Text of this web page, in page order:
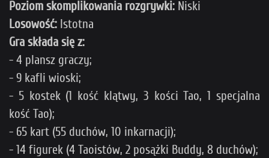
Poziom skomplikowania rozgrywki: Niski
Losowość: Istotna
Gra składa się z:
- 4 plansz graczy;
- 9 kafli wioski;
- 5 kostek (1 kość klątwy, 3 kości Tao, 1 specjalna
kość Tao);
- 65 kart (55 duchów, 10 inkarnacji);
- 14 figurek (4 Taoistów, 2 posążki Buddy, 8 duchów);